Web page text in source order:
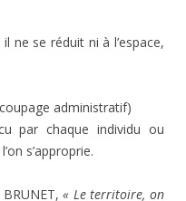
ne se réduit ni à l’espace,
administratif)
par chaque individu ou
s’approprie.
« Le territoire, on